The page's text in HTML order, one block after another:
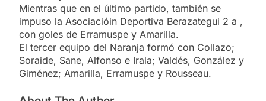
Mientras que en el último partido, también se
impuso la Asociacióin Deportiva Berazategui 2 a ,
con goles de Erramuspe y Amarilla.
El tercer equipo del Naranja formó con Collazo;
Soraide, Sane, Alfonso e Irala; Valdés, González y
Giménez; Amarilla, Erramuspe y Rousseau.